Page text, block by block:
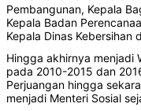
Pembangunan, Kepala
Kepala Badan
Kepala Dinas Kebersihan
Hingga akhirnya menjadi
pada 2010-2015 dan
Perjuangan hingga
menjadi Menteri Sosial